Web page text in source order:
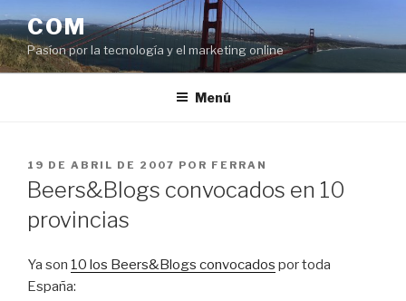
al
contenido
COM
Pasíon por la tecnología y el marketing online
Menú
PUBLICADO
EL
19 DE ABRIL DE 2007 POR FERRAN
Beers&Blogs convocados en 10
provincias
Ya son 10 los Beers&Blogs convocados por toda
España: